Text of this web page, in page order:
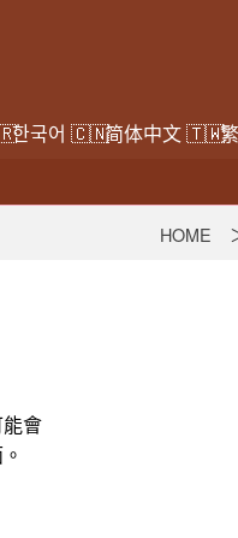
한국어 简体中文
HOME
會